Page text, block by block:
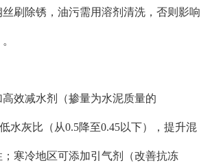
丝刷除锈，油污需用溶剂清洗，否则影响
减水剂（掺量为水泥质量的
水灰比（从0.5降至0.45以下），提升混
寒冷地区可添加引气剂（改善抗冻